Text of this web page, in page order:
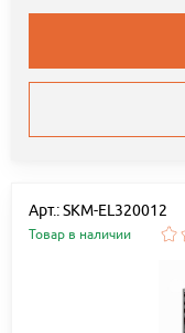
Арт.: SKM-EL320012
Товар в наличии